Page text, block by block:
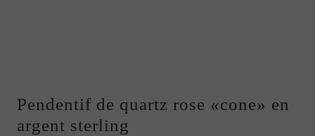
Pendentif de quartz rose «cone» en
argent sterling